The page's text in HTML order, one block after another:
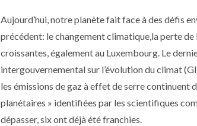
Aujourd’hui, notre planète fait face à des défis
précédent: le changement climatique,la perte
croissantes, également au Luxembourg. Le
intergouvernemental sur l’évolution du climat
les émissions de gaz à effet de serre continuent
planétaires » identifiées par les scientifiques
dépasser, six ont déjà été franchies.